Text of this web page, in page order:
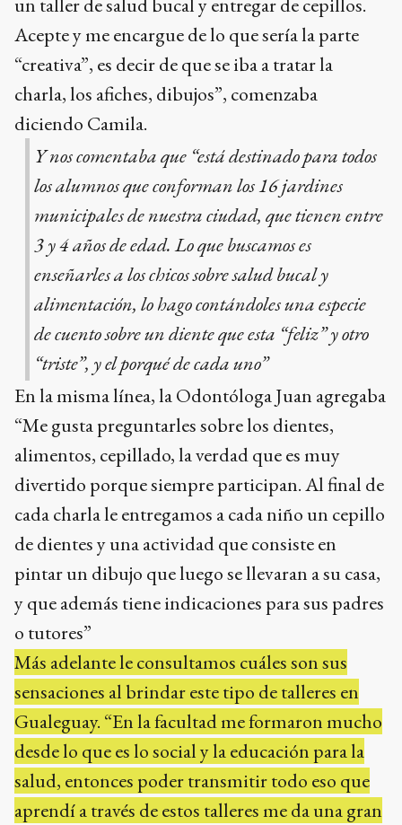
Acepte y me encargue de lo que sería la parte
“creativa”, es decir de que se iba a tratar la
charla, los afiches, dibujos”, comenzaba
diciendo Camila.
Y nos comentaba que “está destinado para todos
los alumnos que conforman los 16 jardines
municipales de nuestra ciudad, que tienen entre
3 y 4 años de edad. Lo que buscamos es
enseñarles a los chicos sobre salud bucal y
alimentación, lo hago contándoles una especie
de cuento sobre un diente que esta “feliz” y otro
“triste”, y el porqué de cada uno”
En la misma línea, la Odontóloga Juan agregaba
“Me gusta preguntarles sobre los dientes,
alimentos, cepillado, la verdad que es muy
divertido porque siempre participan. Al final de
cada charla le entregamos a cada niño un cepillo
de dientes y una actividad que consiste en
pintar un dibujo que luego se llevaran a su casa,
y que además tiene indicaciones para sus padres
o tutores”
Más adelante le consultamos cuáles son sus
sensaciones al brindar este tipo de talleres en
Gualeguay. “En la facultad me formaron mucho
desde lo que es lo social y la educación para la
salud, entonces poder transmitir todo eso que
aprendí a través de estos talleres me da una gran